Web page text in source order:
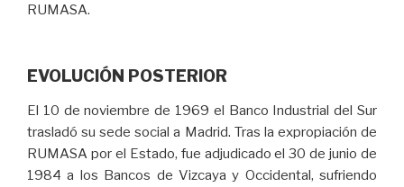
RUMASA.
EVOLUCIÓN POSTERIOR
El 10 de noviembre de 1969 el Banco Industrial del Sur
trasladó su sede social a Madrid. Tras la expropiación de
RUMASA por el Estado, fue adjudicado el 30 de junio de
1984 a los Bancos de Vizcaya y Occidental, sufriendo